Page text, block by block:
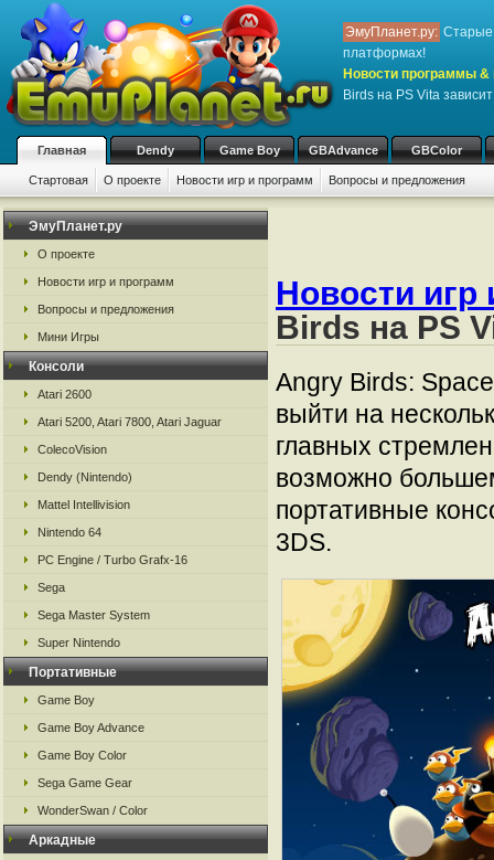
ЭмуПланет.ру: Старые
платформах!
Новости программы &
Birds на PS Vita
Главная Dendy Game Boy GBAdvance GBColor
Стартовая О проекте Новости игр и программ Вопросы и предложения
ЭмуПланет.ру
О проекте
Новости игр и программ
Вопросы и предложения
Мини Игры
Консоли
Atari 2600
Atari 5200, Atari 7800, Atari Jaguar
ColecoVision
Dendy (Nintendo)
Mattel Intellivision
Nintendo 64
PC Engine / Turbo Grafx-16
Sega
Sega Master System
Super Nintendo
Портативные
Game Boy
Game Boy Advance
Game Boy Color
Sega Game Gear
WonderSwan / Color
Аркадные
Новости игр
Birds на PS
Angry Birds:
выйти на
главных
возможно
портативные
3DS.